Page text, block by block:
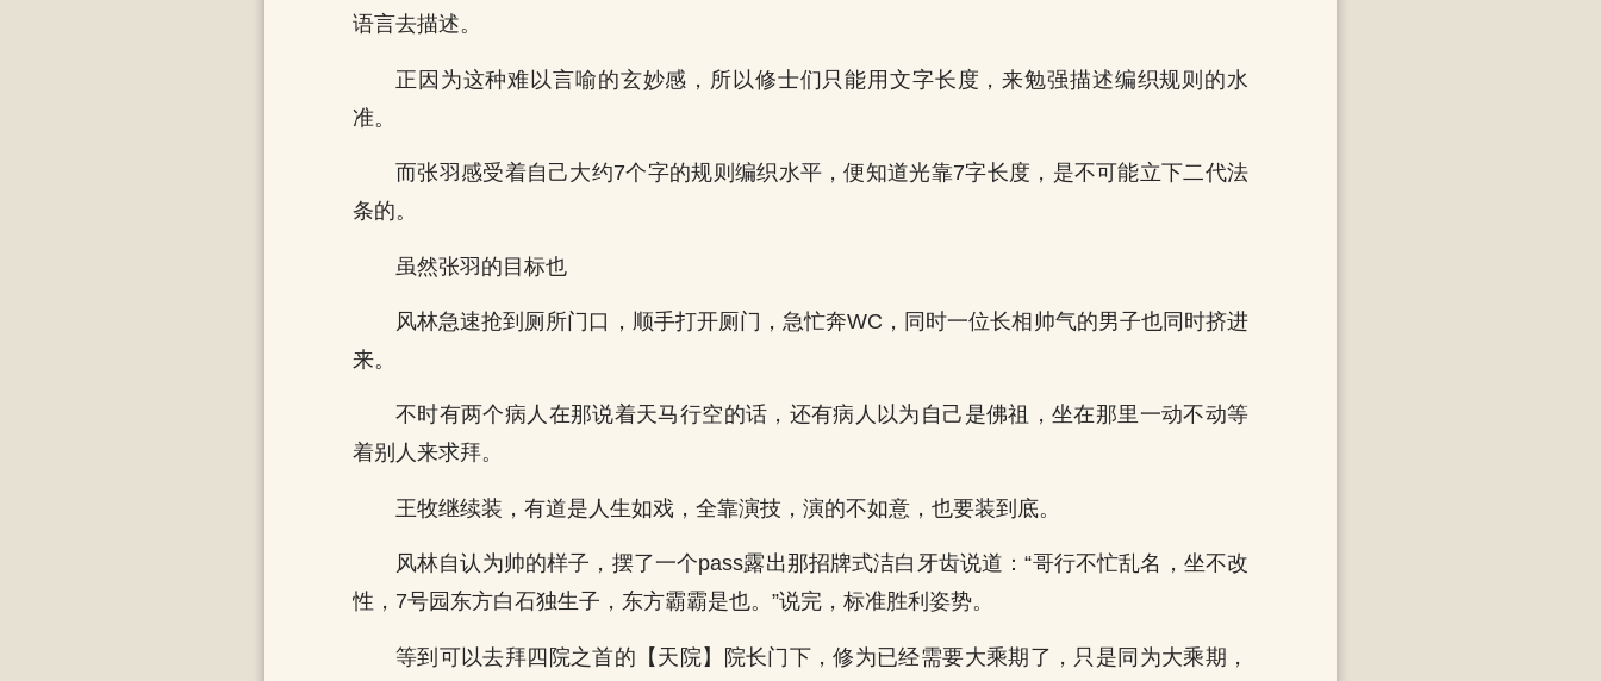
语言去描述。
正因为这种难以言喻的玄妙感，所以修士们只能用文字长度，来勉强描述编织规则的水
准。
而张羽感受着自己大约7个字的规则编织水平，便知道光靠7字长度，是不可能立下二代法
条的。
虽然张羽的目标也
风林急速抢到厕所门口，顺手打开厕门，急忙奔WC，同时一位长相帅气的男子也同时挤进
来。
不时有两个病人在那说着天马行空的话，还有病人以为自己是佛祖，坐在那里一动不动等
着别人来求拜。
王牧继续装，有道是人生如戏，全靠演技，演的不如意，也要装到底。
风林自认为帅的样子，摆了一个pass露出那招牌式洁白牙齿说道：“哥行不忙乱名，坐不改
性，7号园东方白石独生子，东方霸霸是也。”说完，标准胜利姿势。
等到可以去拜四院之首的【天院】院长门下，修为已经需要大乘期了，只是同为大乘期，